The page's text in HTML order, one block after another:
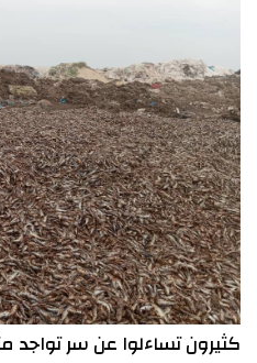
كثيرون تساءلوا عن سر